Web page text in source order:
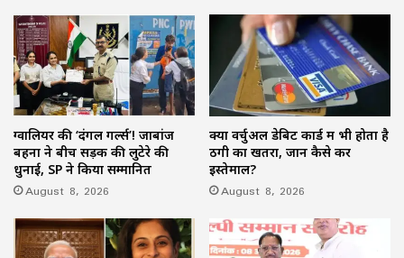
ग्वालियर की ‘दंगल गर्ल्स’! जाबांज
बहनों ने बीच सड़क की लुटेरे की
धुनाई, SP ने किया सम्मानित
August 8, 2026
क्या वर्चुअल डेबिट कार्ड में भी होता है
ठगी का खतरा, जानें कैसे करें
इस्तेमाल?
August 8, 2026